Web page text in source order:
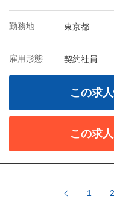
勤務地 東京都
雇用形態 契約社員
この求
この求
1 2